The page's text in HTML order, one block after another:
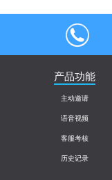
4000004013
产品功能
主动邀请
语音视频
客服考核
历史记录